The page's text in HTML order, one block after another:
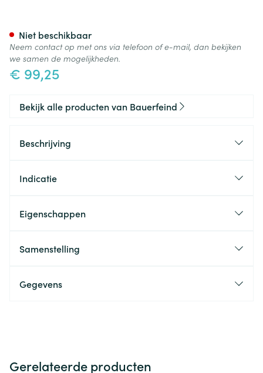
€ 99,25
Niet beschikbaar
Neem contact op met ons via telefoon of e-mail, dan bekijken
we samen de mogelijkheden.
Bekijk alle producten van Bauerfeind
Beschrijving
Indicatie
Eigenschappen
Samenstelling
Gegevens
Gerelateerde producten